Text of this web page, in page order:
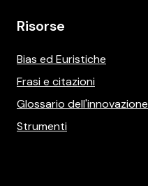
Risorse
Bias ed Euristiche
Frasi e citazioni
Glossario dell'innovazione
Strumenti